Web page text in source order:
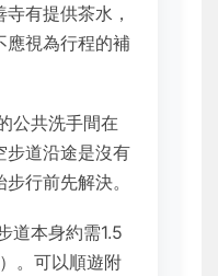
有提供茶水，
應視為行程的補
公共洗手間在
步道沿途是沒有
行前先解決。
道本身約需1.5
。可以順遊附